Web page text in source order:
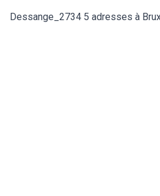
Dessange_2734 5 adresses à